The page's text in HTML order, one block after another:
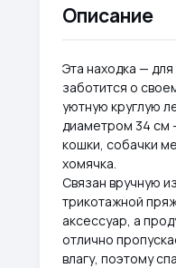
Описание
Эта находка —
заботится о
уютную круглую
диаметром 34 см
кошки, собачки
хомячка.
Связан вручную
трикотажной
аксессуар, а
отлично
влагу, поэтому